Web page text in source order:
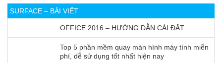
SURFACE – BÀI VIẾT
OFFICE 2016 – HƯỚNG DẪN CÀI ĐẶT
Top 5 phần mềm quay màn hình máy tính miễn
phí, dễ sử dụng tốt nhất hiện nay